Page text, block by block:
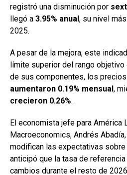
registró una disminución por
llegó a 3.95% anual, su nivel
2025.
A pesar de la mejora, este
límite superior del rango objetivo
de sus componentes, los
aumentaron 0.19% mensual,
crecieron 0.26%.
El economista jefe para América
Macroeconomics, Andrés
modifican las expectativas
anticipó que la tasa de
cambios durante el resto de